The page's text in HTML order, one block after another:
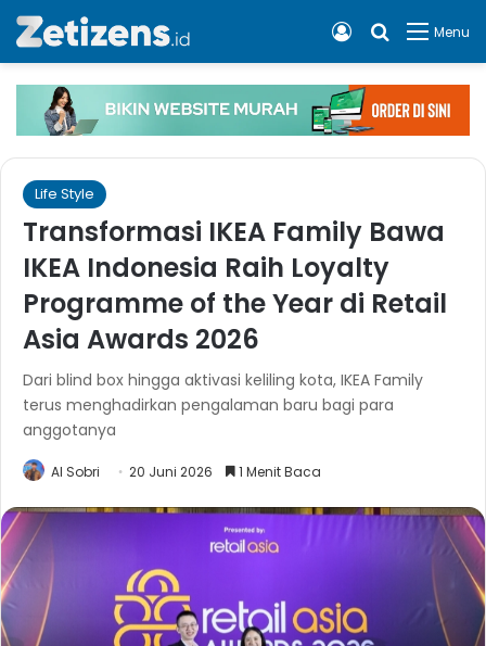
Menu
Cari apa,
Log In
Life Style
Transformasi IKEA Family Bawa
IKEA Indonesia Raih Loyalty
Programme of the Year di Retail
Asia Awards 2026
Dari blind box hingga aktivasi keliling kota, IKEA Family
terus menghadirkan pengalaman baru bagi para
anggotanya
Al Sobri 20 Juni 2026 1 Menit Baca